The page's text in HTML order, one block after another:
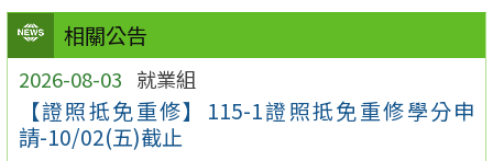
相關公告
2026-08-03 就業組
【證照抵免重修】115-1證照抵免重修學分申
請-10/02(五)截止